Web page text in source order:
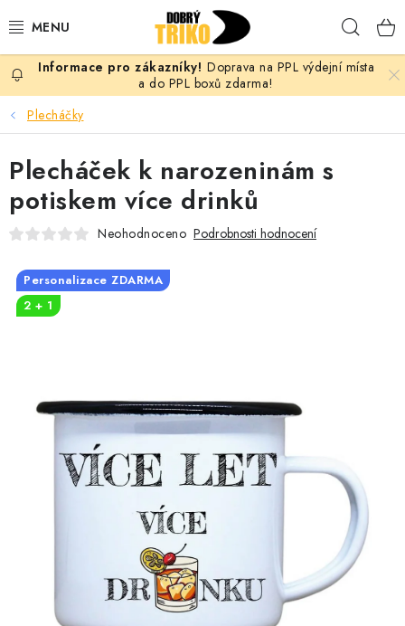
na
PRO ŽENY
PRO MUŽE
PRO DĚTI
PRO PÁRY
VLASTNÍ MOTIV
MIKINY
OKAMŽITĚ K ODBĚRU
MÁM SRDCE POMÁHÁM
Doprava na PPL výdejní místa
a do PPL boxů zdarma!
Plecháčky
Plecháček k narozeninám s
potiskem více drinků
Neohodnoceno Podrobnosti hodnocení
Personalizace ZDARMA
2 + 1